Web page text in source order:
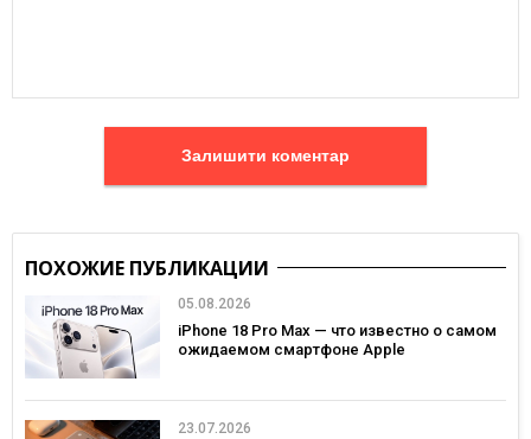
Залишити коментар
ПОХОЖИЕ ПУБЛИКАЦИИ
05.08.2026
iPhone 18 Pro Max — что известно о самом
ожидаемом смартфоне Apple
23.07.2026